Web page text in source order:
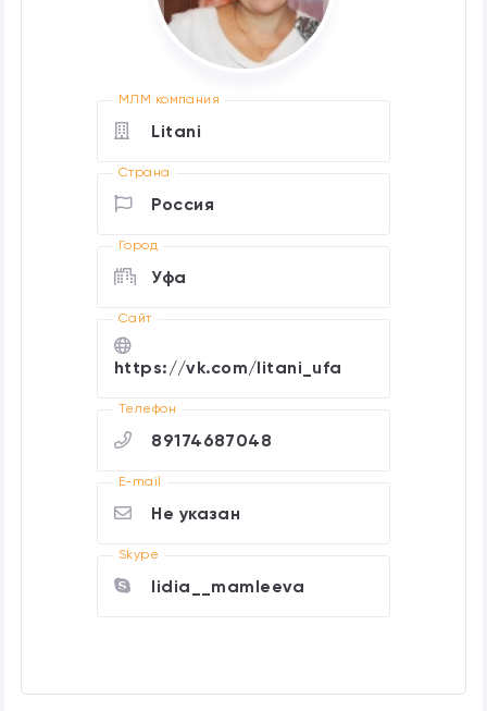
МЛМ компания
Litani
Страна
Россия
Город
Уфа
Cайт
https://vk.com/litani_ufa
Телефон
89174687048
E-mail
Не указан
Skype
lidia__mamleeva